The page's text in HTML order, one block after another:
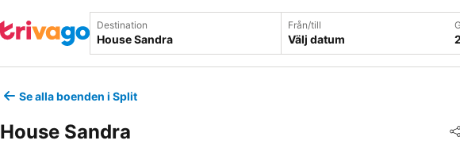
Destination Från/till
Välj datum
Se alla boenden i Split
House Sandra